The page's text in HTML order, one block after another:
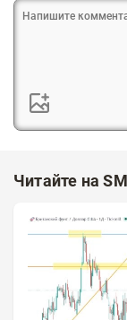
Читайте на